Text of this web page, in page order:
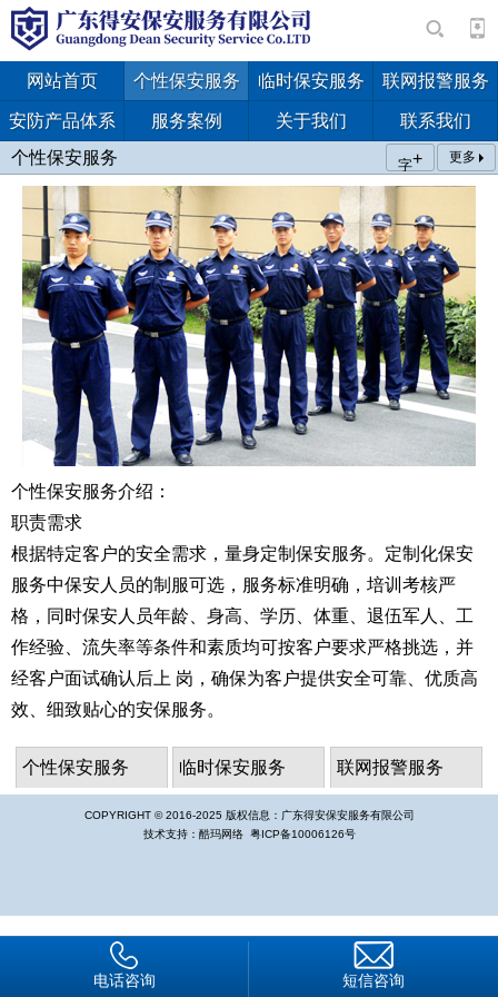
网站首页 个性保安服务 临时保安服务 联网报警服务
安防产品体系 服务案例 关于我们
联系我们
个性保安服务
更多
字+
个性保安服务介绍：
职责需求
根据特定客户的安全需求，量身定制保安服务。定制化保安
服务中保安人员的制服可选，服务标准明确，培训考核严
格，同时保安人员年龄、身高、学历、体重、退伍军人、工
作经验、流失率等条件和素质均可按客户要求严格挑选，并
经客户面试确认后上 岗，确保为客户提供安全可靠、优质高
效、细致贴心的安保服务。
个性保安服务 临时保安服务 联网报警服务
COPYRIGHT © 2016-2025 版权信息：广东得安保安服务有限公司
技术支持： 酷玛网络 粤ICP备10006126号
电话咨询 短信咨询